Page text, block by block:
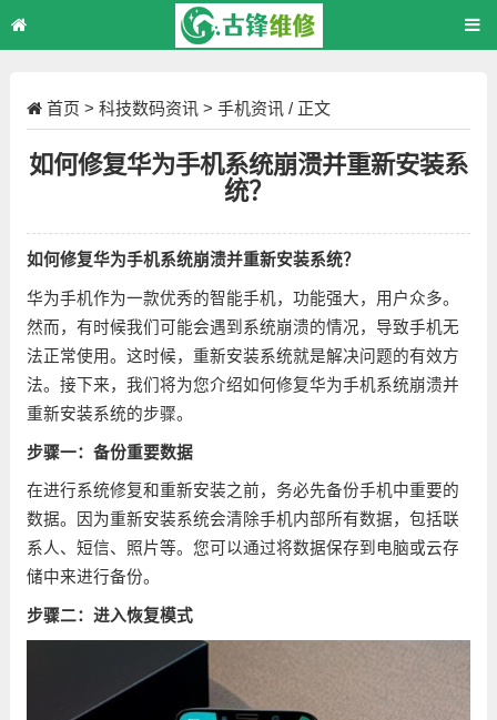
首页 > 科技数码资讯 > 手机资讯 / 正文
如何修复华为手机系统崩溃并重新安装系
统？
如何修复华为手机系统崩溃并重新安装系统？
华为手机作为一款优秀的智能手机，功能强大，用户众多。
然而，有时候我们可能会遇到系统崩溃的情况，导致手机无
法正常使用。这时候，重新安装系统就是解决问题的有效方
法。接下来，我们将为您介绍如何修复华为手机系统崩溃并
重新安装系统的步骤。
步骤一：备份重要数据
在进行系统修复和重新安装之前，务必先备份手机中重要的
数据。因为重新安装系统会清除手机内部所有数据，包括联
系人、短信、照片等。您可以通过将数据保存到电脑或云存
储中来进行备份。
步骤二：进入恢复模式